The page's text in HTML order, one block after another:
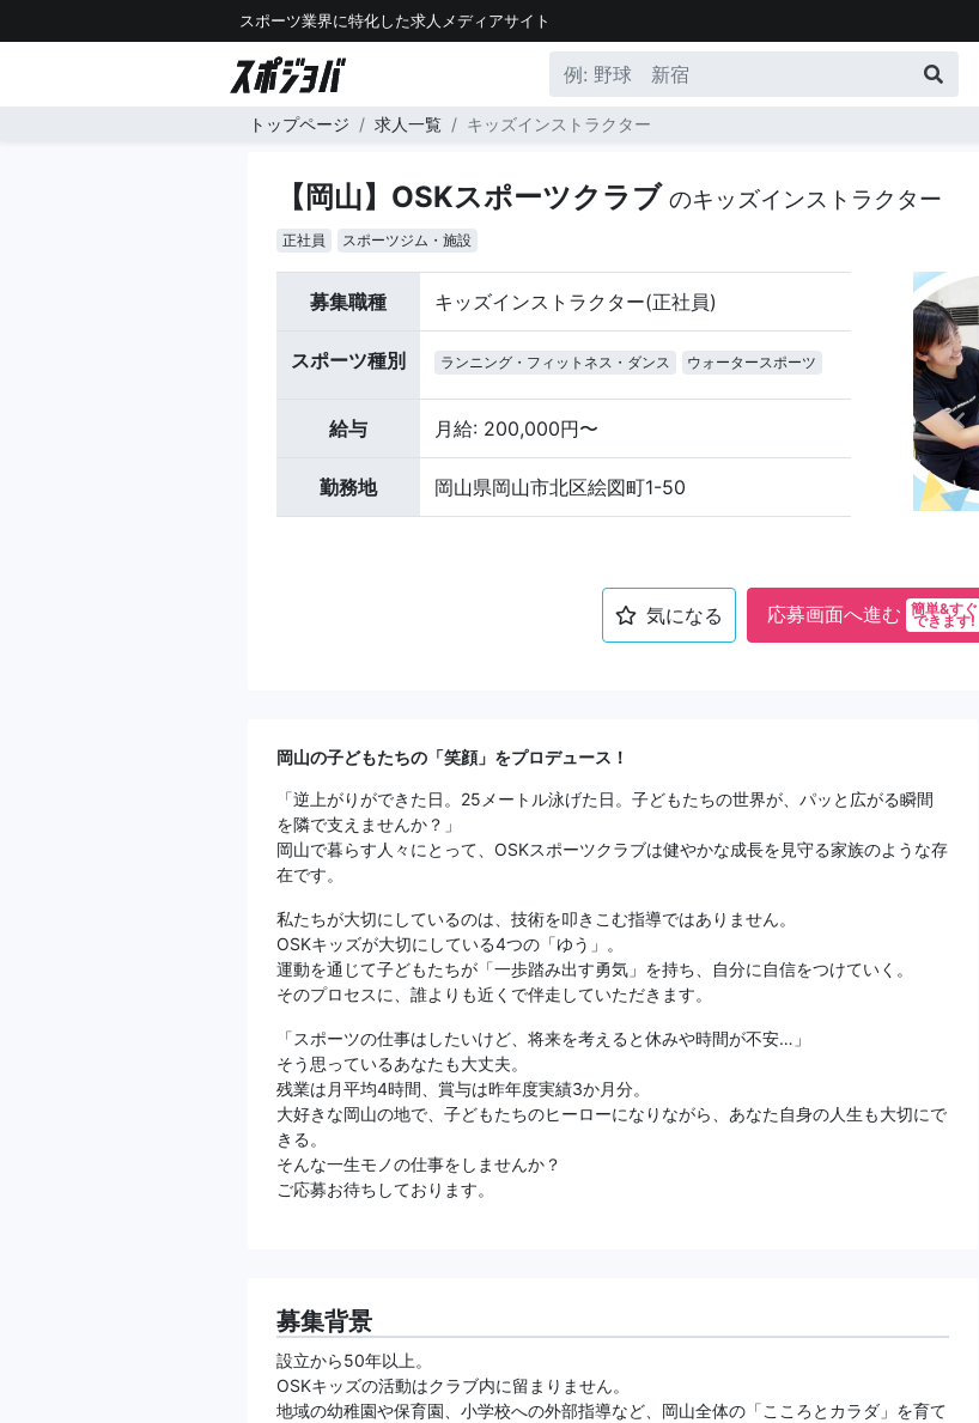
スポーツ業界に特化した求人メディアサイト
トップページ 求人一覧 キッズインストラクター
【岡山】OSKスポーツクラブ のキッズインストラクター
正社員 スポーツジム・施設
募集職種 キッズインストラクター(正社員)
スポーツ種別 ランニング・フィットネス・ダンス ウォータースポーツ
給与 月給: 200,000円〜
勤務地 岡山県岡山市北区絵図町1-50
気になる 応募画面へ進む 簡単&すぐ
できます!
岡山の子どもたちの「笑顔」をプロデュース！
「逆上がりができた日。25メートル泳げた日。子どもたちの世界が、パッと広がる瞬間
を隣で支えませんか？」
岡山で暮らす人々にとって、OSKスポーツクラブは健やかな成長を見守る家族のような存
在です。
私たちが大切にしているのは、技術を叩きこむ指導ではありません。
OSKキッズが大切にしている4つの「ゆう」。
運動を通じて子どもたちが「一歩踏み出す勇気」を持ち、自分に自信をつけていく。
そのプロセスに、誰よりも近くで伴走していただきます。
「スポーツの仕事はしたいけど、将来を考えると休みや時間が不安…」
そう思っているあなたも大丈夫。
残業は月平均4時間、賞与は昨年度実績3か月分。
大好きな岡山の地で、子どもたちのヒーローになりながら、あなた自身の人生も大切にで
きる。
そんな一生モノの仕事をしませんか？
ご応募お待ちしております。
募集背景
設立から50年以上。
OSKキッズの活動はクラブ内に留まりません。
地域の幼稚園や保育園、小学校への外部指導など、岡山全体の「こころとカラダ」を育て